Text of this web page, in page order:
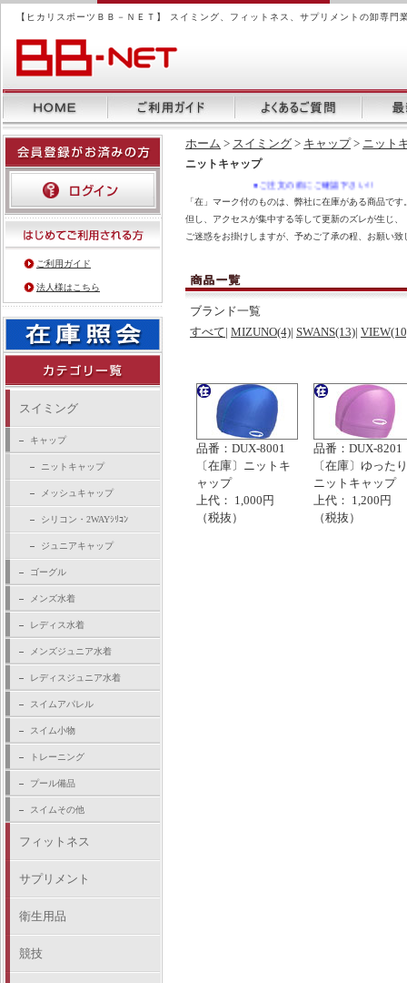
【ヒカリスポーツＢＢ－ＮＥＴ】 スイミング、フィットネス、サプリメントの卸専門
ご利用ガイド
法人様はこちら
スイミング
キャップ
ニットキャップ
メッシュキャップ
シリコン・2WAYｼﾘｺﾝ
ジュニアキャップ
ゴーグル
メンズ水着
レディス水着
メンズジュニア水着
レディスジュニア水着
スイムアパレル
スイム小物
トレーニング
プール備品
スイムその他
フィットネス
サプリメント
衛生用品
競技
ホーム > スイミング > キャップ> ニット
ニットキャップ
●ご注文の前にご確認下さい!!
「在」マーク付のものは、弊社に在庫がある商品で
但し、アクセスが集中する等して更新のズレが生じ
ご迷惑をお掛けしますが、予めご了承の程、お願い致
ブランド一覧
すべて| MIZUNO(4)| SWANS(13)|
品番：DUX-8001
〔在庫〕ニットキ
ャップ
上代： 1,000円
（税抜）
品番：DUX-8201
〔在庫〕ゆったり
ニットキャップ
上代： 1,200円
（税抜）